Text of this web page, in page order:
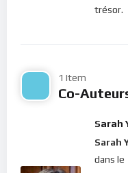
t’humiliant devant lui,
Bonne méditation.
Pour vous inscrire
Si vous voulez vous
trésor.
1 Item
Co-
Sarah
Sarah
dans le